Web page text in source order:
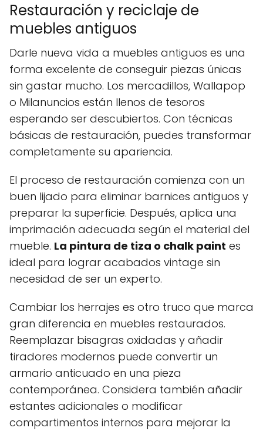
Restauración y reciclaje de
muebles antiguos
Darle nueva vida a muebles antiguos es una
forma excelente de conseguir piezas únicas
sin gastar mucho. Los mercadillos, Wallapop
o Milanuncios están llenos de tesoros
esperando ser descubiertos. Con técnicas
básicas de restauración, puedes transformar
completamente su apariencia.
El proceso de restauración comienza con un
buen lijado para eliminar barnices antiguos y
preparar la superficie. Después, aplica una
imprimación adecuada según el material del
mueble. La pintura de tiza o chalk paint es
ideal para lograr acabados vintage sin
necesidad de ser un experto.
Cambiar los herrajes es otro truco que marca
gran diferencia en muebles restaurados.
Reemplazar bisagras oxidadas y añadir
tiradores modernos puede convertir un
armario anticuado en una pieza
contemporánea. Considera también añadir
estantes adicionales o modificar
compartimentos internos para mejorar la